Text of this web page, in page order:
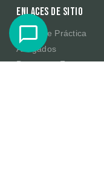
Enlaces de sitio
Áreas de Práctica
Abogados
Preguntas Frecuentes